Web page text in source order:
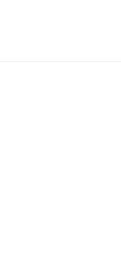
via X -
nieuwsbericht via
nieuwsbericht
dit